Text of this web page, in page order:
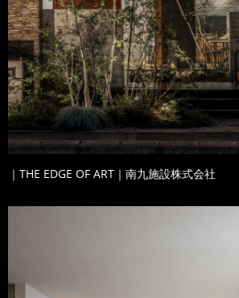
｜THE EDGE OF ART｜南九施設株式会社